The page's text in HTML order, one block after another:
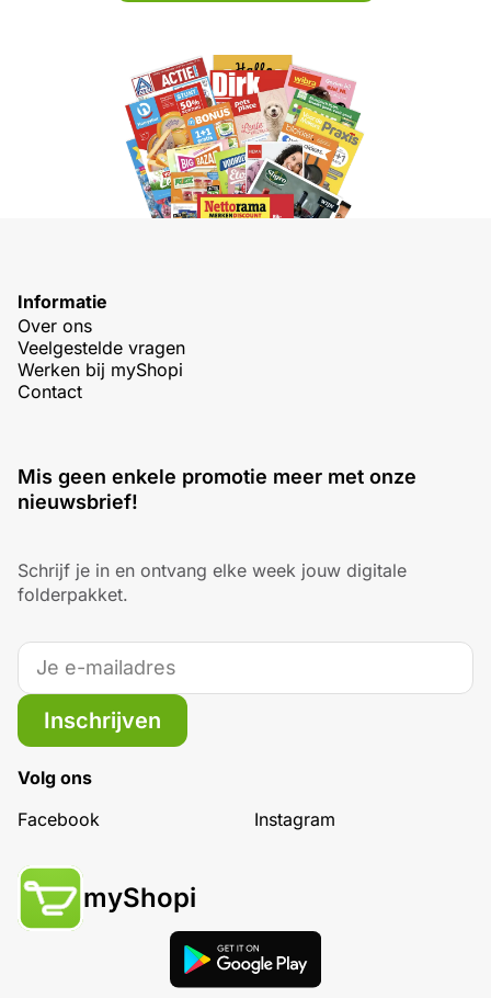
Informatie
Over ons
Veelgestelde vragen
Werken bij myShopi
Contact
Mis geen enkele promotie meer met onze
nieuwsbrief!
Schrijf je in en ontvang elke week jouw digitale
folderpakket.
Inschrijven
Volg ons
Facebook
Instagram
myShopi